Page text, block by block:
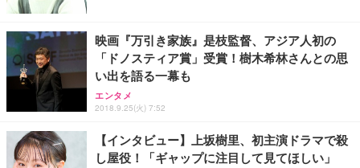
映画『万引き家族』是枝監督、アジア人初の
「ドノスティア賞」受賞！樹木希林さんとの思
い出を語る一幕も
エンタメ
2018.9.25(火) 7:52
【インタビュー】上坂樹里、初主演ドラマで殺
し屋役！「ギャップに注目して見てほしい」